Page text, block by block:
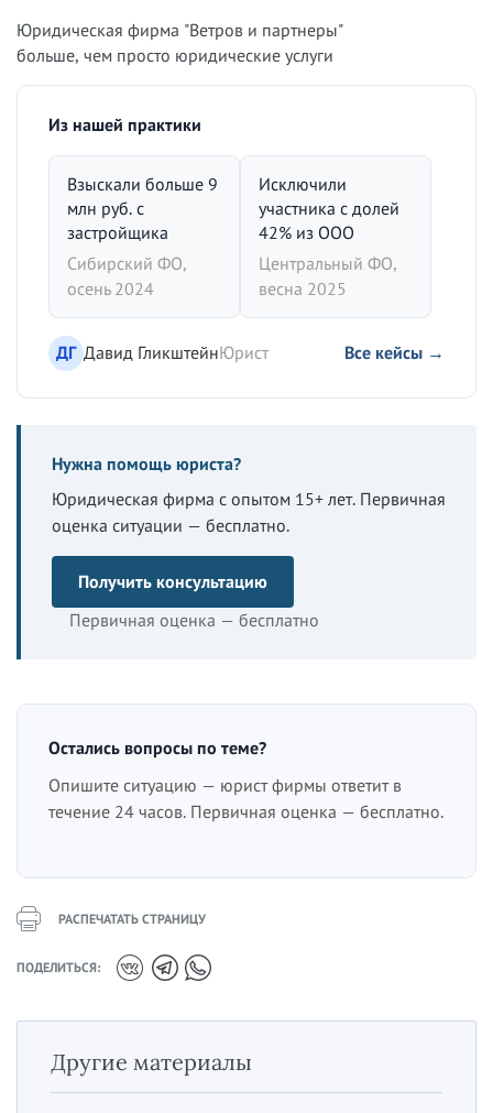
Юридическая фирма "Ветров и партнеры"
больше, чем просто юридические услуги
Из нашей практики
Взыскали больше 9
млн руб. с
застройщика
Сибирский ФО,
осень 2024
Исключили
участника с долей
42% из ООО
Центральный ФО,
весна 2025
ДГ Давид ГликштейнЮрист Все кейсы →
Нужна помощь юриста?
Юридическая фирма с опытом 15+ лет. Первичная
оценка ситуации — бесплатно.
Получить консультацию
Первичная оценка — бесплатно
Остались вопросы по теме?
Опишите ситуацию — юрист фирмы ответит в
течение 24 часов. Первичная оценка — бесплатно.
РАСПЕЧАТАТЬ СТРАНИЦУ
ПОДЕЛИТЬСЯ:
Другие материалы